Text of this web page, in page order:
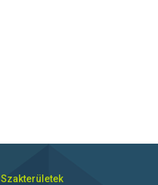
Szakterületek